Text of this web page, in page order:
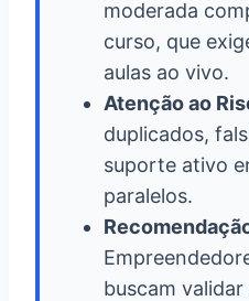
moderada
curso, que
aulas ao vivo.
Atenção ao
duplicados,
suporte ativo
paralelos.
buscam